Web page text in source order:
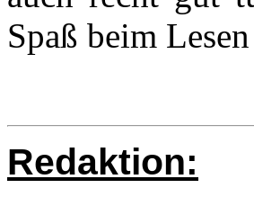
Spaß beim
Redaktion: